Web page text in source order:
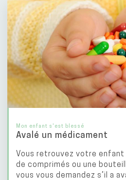
Mon enfant s'est blessé
Avalé un médicament
Vous retrouvez votre
de comprimés ou une
vous vous demandez s’il a